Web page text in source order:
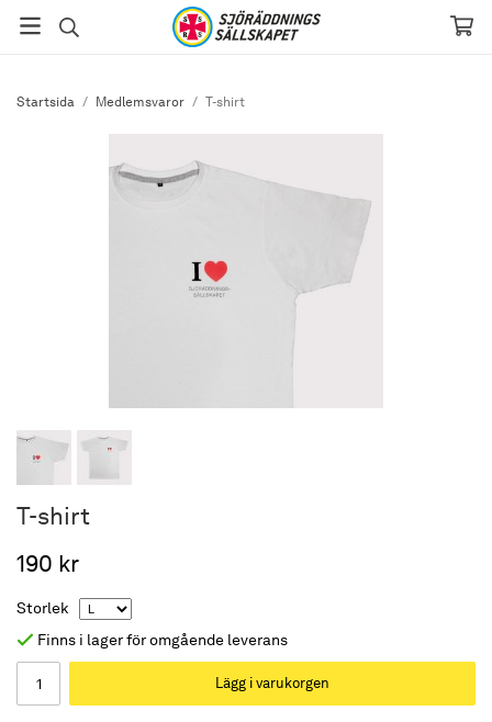
Startsida / Medlemsvaror / T-shirt
T-shirt
190 kr
Storlek
Finns i lager för omgående leverans
Lägg i varukorgen